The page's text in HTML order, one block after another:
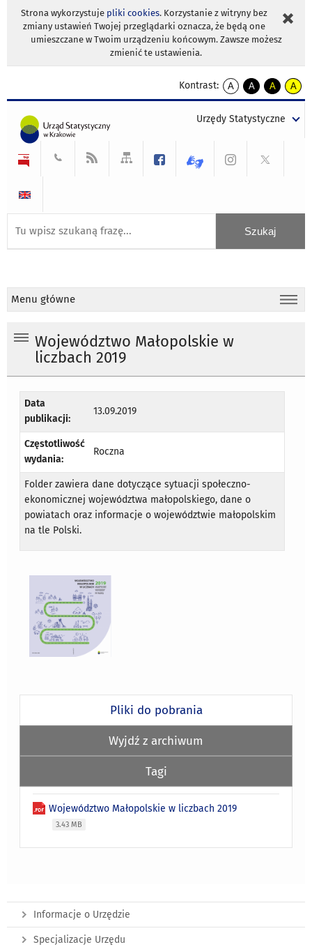
Strona wykorzystuje pliki cookies. Korzystanie z witryny bez
zmiany ustawień Twojej przeglądarki oznacza, że będą one
umieszczane w Twoim urządzeniu końcowym. Zawsze możesz
zmienić te ustawienia.
Kontrast:
A
kontrast
A
kontrast
tekst
czarnym
A
kontrast
tekst
czarnym
A
tekst
żółtym
Urzędy Statystyczne
Menu główne
Województwo Małopolskie w
liczbach 2019
Data
publikacji:
13.09.2019
Częstotliwość
wydania:
Roczna
Folder zawiera dane dotyczące sytuacji społeczno-
ekonomicznej województwa małopolskiego, dane o
powiatach oraz informacje o województwie małopolskim
na tle Polski.
Pliki do pobrania
Wyjdź z archiwum
Tagi
Województwo Małopolskie w liczbach 2019
3.43 MB
Informacje o Urzędzie
Specjalizacje Urzędu